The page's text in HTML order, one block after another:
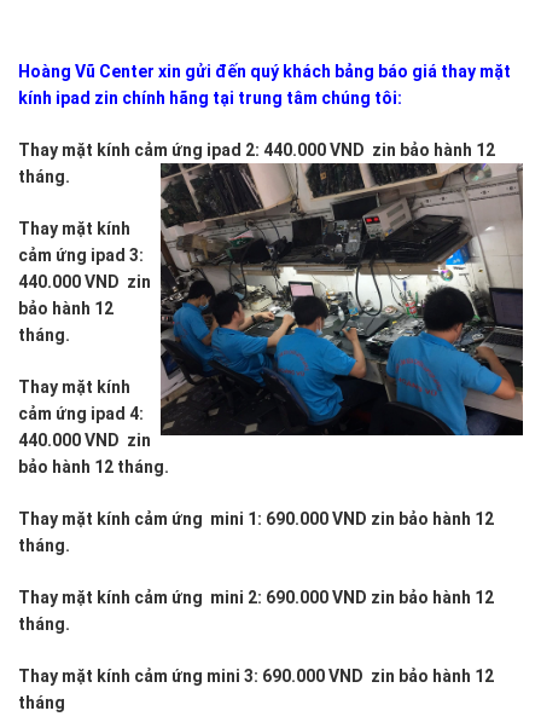
xem
kỹ
thao
tác
chính
ipad
của
mình
một
chuyên
mặt
kính
tại
Hoàng
Hoàng Vũ Center xin gửi đến quý khách bảng báo giá thay mặt
kính ipad zin chính hãng tại trung tâm chúng tôi:
Thay mặt kính cảm ứng ipad 2: 440.000 VND zin bảo hành 12
tháng.
Thay mặt kính
cảm ứng ipad 3:
440.000 VND zin
bảo hành 12
tháng.
Thay mặt kính
cảm ứng ipad 4:
440.000 VND zin
bảo hành 12 tháng.
Thay mặt kính cảm ứng mini 1: 690.000 VND zin bảo hành 12
tháng.
Thay mặt kính cảm ứng mini 2: 690.000 VND zin bảo hành 12
tháng.
Thay mặt kính cảm ứng mini 3: 690.000 VND zin bảo hành 12
tháng